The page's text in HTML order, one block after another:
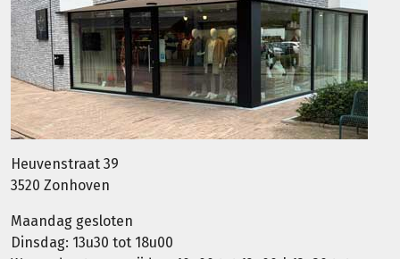
Heuvenstraat 39
3520 Zonhoven
Maandag gesloten
Dinsdag: 13u30 tot 18u00